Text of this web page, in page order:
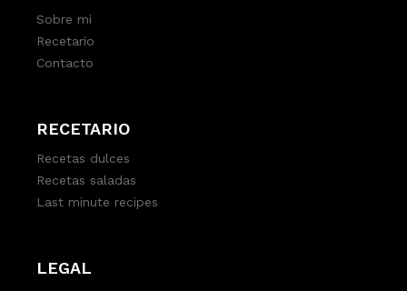
Sobre mi
Recetario
Contacto
RECETARIO
Recetas dulces
Recetas saladas
Last minute recipes
LEGAL